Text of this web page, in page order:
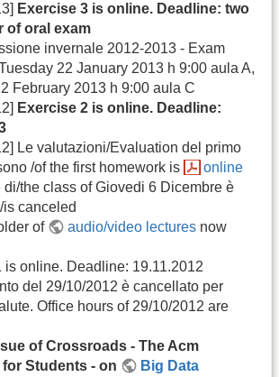
Exercise 3 is online. Deadline: two
of oral exam
invernale 2012-2013 - Exam
22 January 2013 h 9:00 aula A,
February 2013 h 9:00 aula C
Exercise 2 is online. Deadline:
Le valutazioni/Evaluation del primo
/of the first homework is
online
di/the class of Giovedi 6 Dicembre è
canceled
of
audio/video lectures now
is online. Deadline: 19.11.2012
del 29/10/2012 è cancellato per
Office hours of 29/10/2012 are
of Crossroads - The Acm
for Students - on
Big Data